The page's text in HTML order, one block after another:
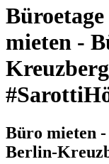
mieten -
Büro mieten
Berlin-